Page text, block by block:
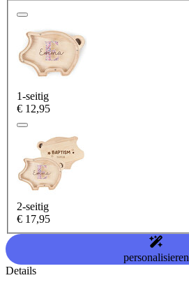
1-seitig
€ 12,95
2-seitig
€ 17,95
personalisieren
Details